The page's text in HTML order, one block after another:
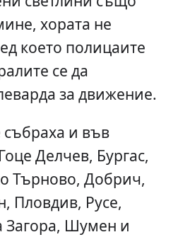
хората не
което полицаите
се да
за движение.
и във
Делчев, Бургас,
Търново, Добрич,
Пловдив, Русе,
Загора, Шумен и